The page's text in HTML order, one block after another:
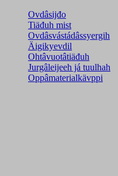
Ovdâsijđo
Tiäđuh mist
Ovdâsvástádâssyergih
Äigikyevdil
Ohtâvuotâtiäđuh
Jurgâleijeeh já tuulhah
Oppâmaterialkävppi